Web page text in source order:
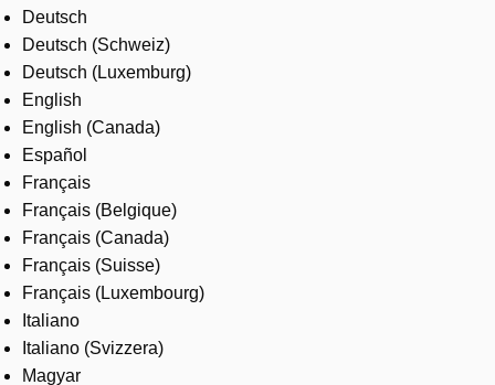
About us
Where to buy
Contact us
Careers
Deutsch
Deutsch (Schweiz)
Deutsch (Luxemburg)
English
English (Canada)
Español
Français
Français (Belgique)
Français (Canada)
Français (Suisse)
Français (Luxembourg)
Italiano
Italiano (Svizzera)
Magyar